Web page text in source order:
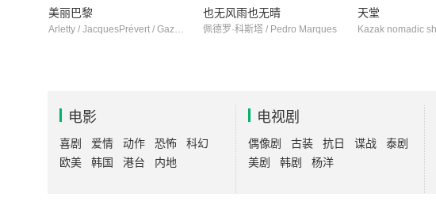
美丽巴黎
Arletty / JacquesPrévert / GazelleBessières
也无风雨也无晴
佩德罗·科斯塔 / Pedro Marques
天堂
电影
喜剧 爱情 动作 恐怖
科幻
欧美
韩国 港台 内地
电视剧
偶像剧 古装 抗日 谍战
泰剧
美剧
韩剧 杨洋